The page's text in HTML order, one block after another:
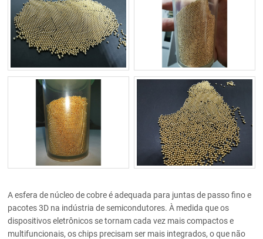
A esfera de núcleo de cobre é adequada para juntas de passo fino e
pacotes 3D na indústria de semicondutores. À medida que os
dispositivos eletrônicos se tornam cada vez mais compactos e
multifuncionais, os chips precisam ser mais integrados, o que não